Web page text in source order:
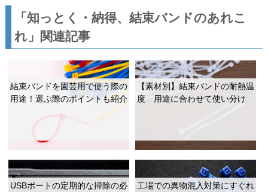
「知っとく・納得、結束バンドのあれこ
れ」関連記事
結束バンドを園芸用で使う際の
用途！選ぶ際のポイントも紹介
【素材別】結束バンドの耐熱温
度 用途に合わせて使い分け
USBポートの定期的な掃除の必
工場での異物混入対策にすぐれ